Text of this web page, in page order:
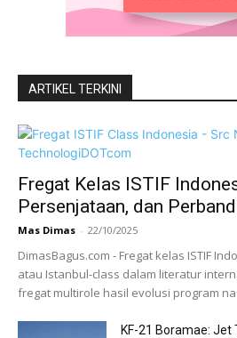
ARTIKEL TERKINI
Fregat Kelas ISTIF
Persenjataan, dan
Mas Dimas - 22/10/2025
DimasBagus.com - Fregat kelas ISTIF
atau Istanbul-class dalam literatur
fregat multirole hasil evolusi program
KF-21 Boramae: